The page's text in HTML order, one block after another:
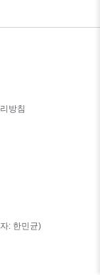
방침
: 한민균)